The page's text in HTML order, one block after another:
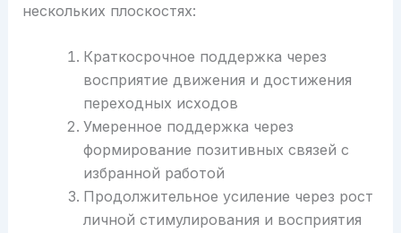
нескольких плоскостях:
Краткосрочное поддержка через
восприятие движения и достижения
переходных исходов
Умеренное поддержка через
формирование позитивных связей с
избранной работой
Продолжительное усиление через рост
личной стимулирования и восприятия